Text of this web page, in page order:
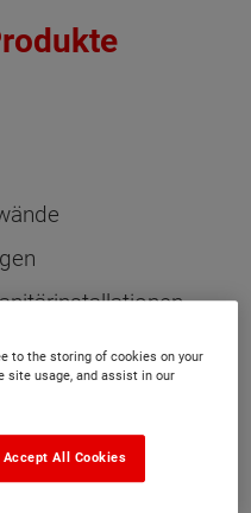
mit geringem
to the storing of cookies on your
site usage, and assist in our
Accept All Cookies